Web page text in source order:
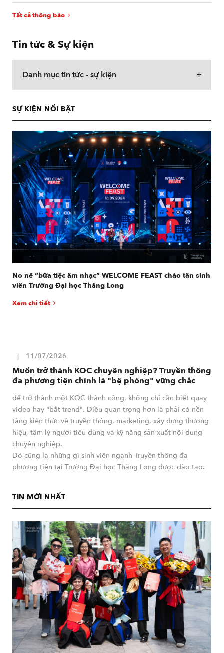
Tất cả thông báo
Tin tức & Sự kiện
Danh mục tin tức - sự kiện
SỰ KIỆN NỔI BẬT
No nê “bữa tiệc âm nhạc” WELCOME FEAST chào tân sinh
viên Trường Đại học Thăng Long
Xem chi tiết
11/07/2026
Muốn trở thành KOC chuyên nghiệp? Truyền thông
đa phương tiện chính là "bệ phóng" vững chắc
để trở thành một KOC thành công, không chỉ cần biết quay
video hay "bắt trend". Điều quan trọng hơn là phải có nền
tảng kiến thức về truyền thông, marketing, xây dựng thương
hiệu, tâm lý người tiêu dùng và kỹ năng sản xuất nội dung
chuyên nghiệp.
Đó cũng là những gì sinh viên ngành Truyền thông đa
phương tiện tại Trường Đại học Thăng Long được đào tạo.
TIN MỚI NHẤT